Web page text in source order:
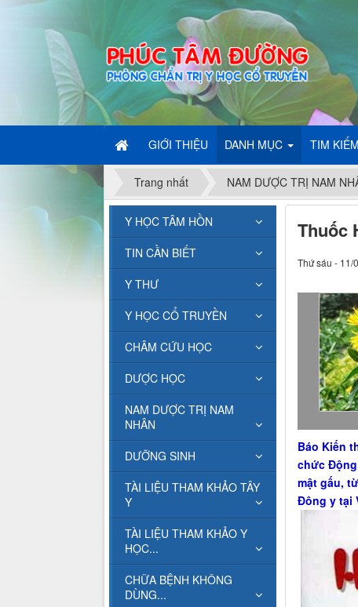
GIỚI THIỆU DANH MỤC TIM KIẾM
Trang nhất NAM DƯỢC TRỊ NAM
Thuốc
Thứ sáu - 11/
Báo Kiến
chức
mật gấu,
Đông y tại
Y HỌC TÂM HỒN
TIN CẦN BIẾT
Y THƯ
Y HỌC CỔ TRUYỀN
CHÂM CỨU HỌC
DƯỢC HỌC
NAM DƯỢC TRỊ NAM
NHÂN
DƯỠNG SINH
TÀI LIỆU THAM KHẢO TÂY
Y
TÀI LIỆU THAM KHẢO Y
HỌC...
CHỮA BỆNH KHÔNG
DÙNG...